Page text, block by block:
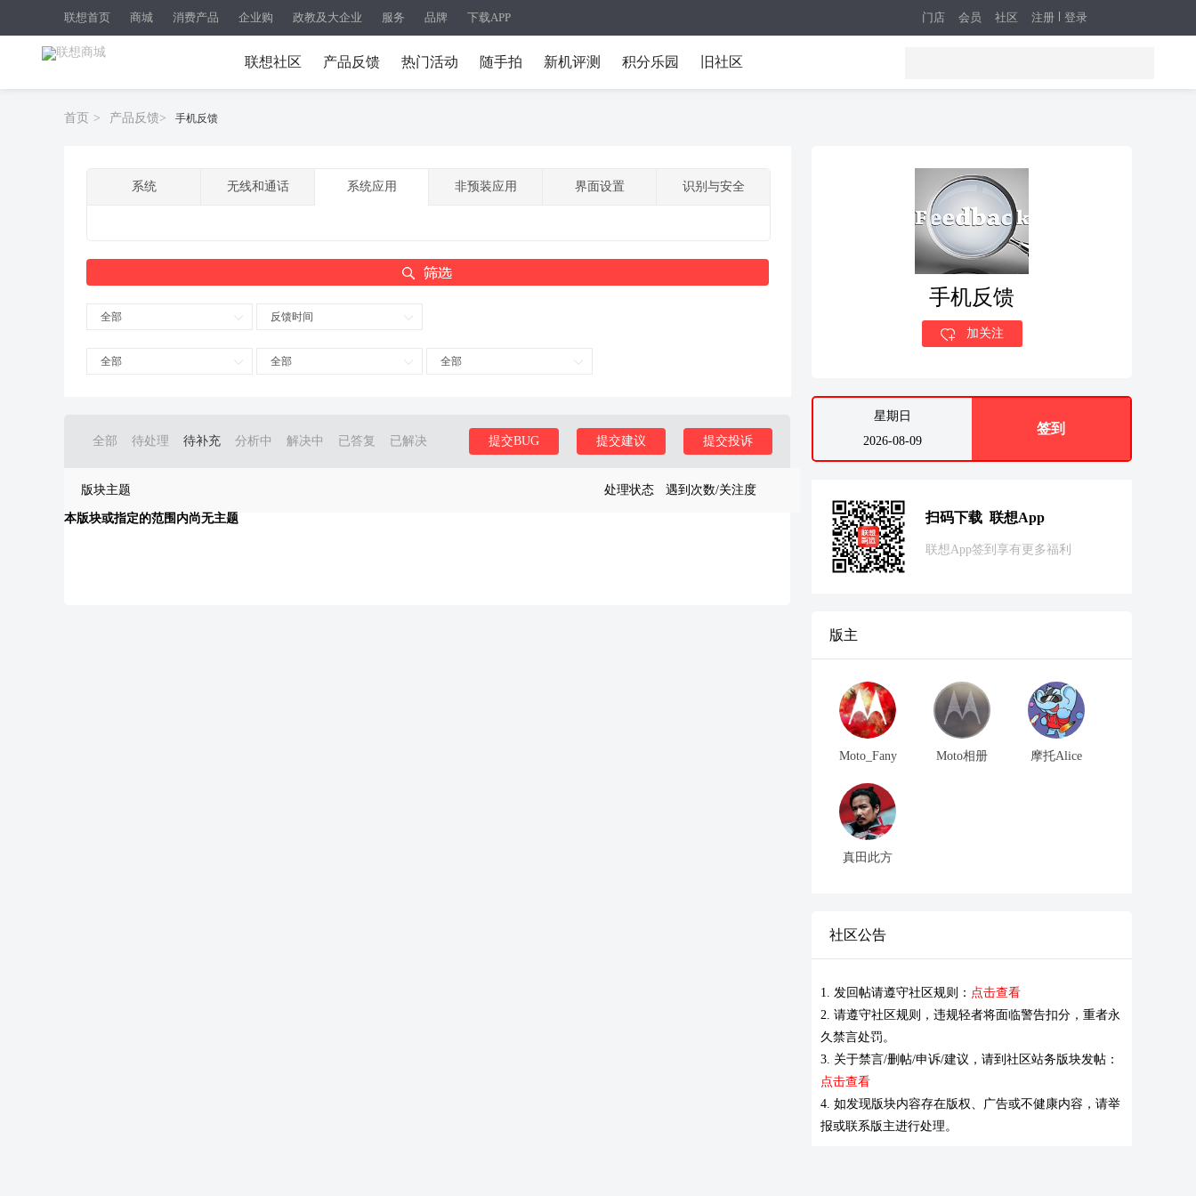
联想首页 商城 消费产品 企业购 政教及大企业 服务 品牌 下载APP 注册 登录
门店 会员 社区
联想社区 产品反馈 热门活动 随手拍 新机评测 积分乐园 旧社区
首页 > 产品反馈> 手机反馈
系统 无线和通话 系统应用 非预装应用 界面设置 识别与安全
全部 反馈时间
全部 全部 全部
全部 待处理 待补充 分析中 解决中 已答复 已解决 提交投诉
提交建议
提交BUG
版块主题 处理状态 遇到次数/关注度
本版块或指定的范围内尚无主题
手机反馈
加关注
星期日
2026-08-09
签到
扫码下载 联想App
联想App签到享有更多福利
版主
Moto_Fany Moto相册 摩托Alice
真田此方
社区公告
1. 发回帖请遵守社区规则： 点击查看
2. 请遵守社区规则，违规轻者将面临警告扣分，重者永
久禁言处罚。
3. 关于禁言/删帖/申诉/建议，请到社区站务版块发帖：
点击查看
4. 如发现版块内容存在版权、广告或不健康内容，请举
报或联系版主进行处理。